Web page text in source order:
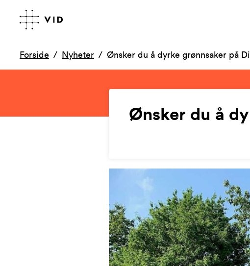
Forside Nyheter Ønsker du å dyrke grønnsaker på
Ønsker du å